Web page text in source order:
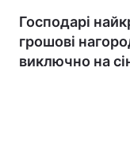
Господарі
грошові
виключно на